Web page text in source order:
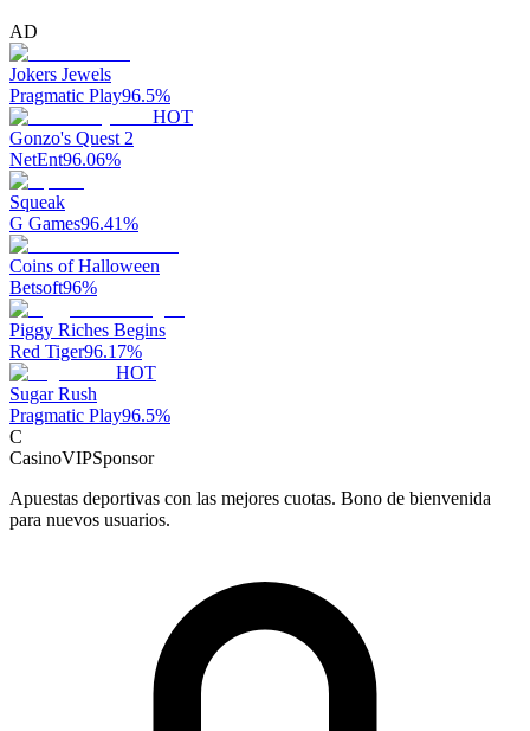
AD
Jokers Jewels
Pragmatic Play96.5%
HOT
Gonzo's Quest 2
NetEnt96.06%
Squeak
G Games96.41%
Coins of Halloween
Betsoft96%
Piggy Riches Begins
Red Tiger96.17%
HOT
Sugar Rush
Pragmatic Play96.5%
C
CasinoVIPSponsor
Apuestas deportivas con las mejores cuotas. Bono de bienvenida
para nuevos usuarios.